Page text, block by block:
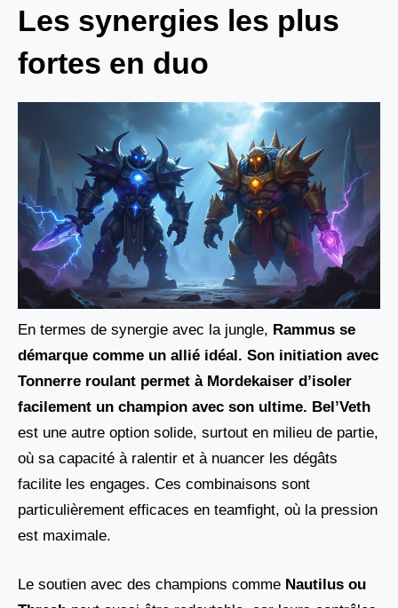
Les synergies les plus
fortes en duo
En termes de synergie avec la jungle, Rammus se
démarque comme un allié idéal. Son initiation avec
Tonnerre roulant permet à Mordekaiser d’isoler
facilement un champion avec son ultime. Bel’Veth
est une autre option solide, surtout en milieu de partie,
où sa capacité à ralentir et à nuancer les dégâts
facilite les engages. Ces combinaisons sont
particulièrement efficaces en teamfight, où la pression
est maximale.
Le soutien avec des champions comme Nautilus ou